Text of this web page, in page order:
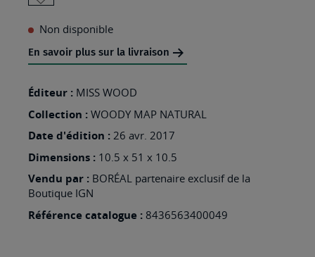
AJOUTER
À
MA
D’ENVIES
:
CARTE
MY
WORLD
L
-
Non disponible
En savoir plus sur la livraison
Éditeur : MISS WOOD
Collection : WOODY MAP NATURAL
Date d'édition : 26 avr. 2017
Dimensions : 10.5 x 51 x 10.5
Vendu par : BORÉAL partenaire exclusif de la
Boutique IGN
Référence catalogue : 8436563400049